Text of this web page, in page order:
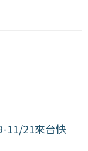
11/21來台快